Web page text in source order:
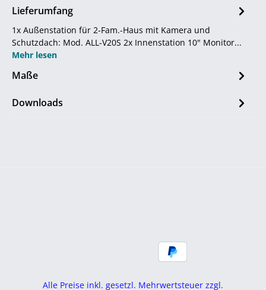
Lieferumfang
1x Außenstation für 2-Fam.-Haus mit Kamera und
Schutzdach: Mod. ALL-V20S 2x Innenstation 10" Monitor...
Mehr lesen
Maße
Downloads
Alle Preise inkl. gesetzl. Mehrwertsteuer zzgl.